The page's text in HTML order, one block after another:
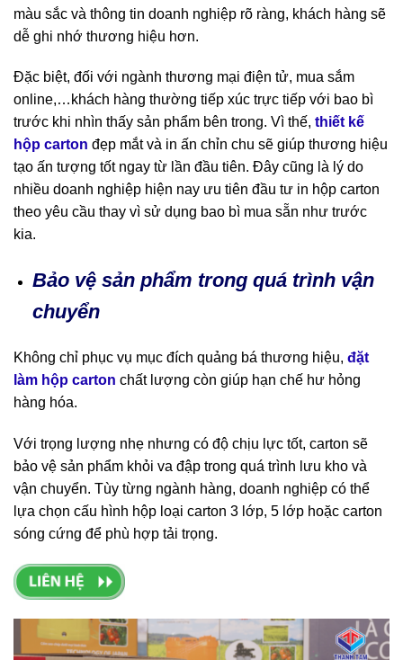
màu sắc và thông tin doanh nghiệp rõ ràng, khách hàng sẽ
dễ ghi nhớ thương hiệu hơn.
Đặc biệt, đối với ngành thương mại điện tử, mua sắm
online,…khách hàng thường tiếp xúc trực tiếp với bao bì
trước khi nhìn thấy sản phẩm bên trong. Vì thế, thiết kế
hộp carton đẹp mắt và in ấn chỉn chu sẽ giúp thương hiệu
tạo ấn tượng tốt ngay từ lần đầu tiên. Đây cũng là lý do
nhiều doanh nghiệp hiện nay ưu tiên đầu tư in hộp carton
theo yêu cầu thay vì sử dụng bao bì mua sẵn như trước
kia.
Bảo vệ sản phẩm trong quá trình vận
chuyển
Không chỉ phục vụ mục đích quảng bá thương hiệu, đặt
làm hộp carton chất lượng còn giúp hạn chế hư hỏng
hàng hóa.
Với trọng lượng nhẹ nhưng có độ chịu lực tốt, carton sẽ
bảo vệ sản phẩm khỏi va đập trong quá trình lưu kho và
vận chuyển. Tùy từng ngành hàng, doanh nghiệp có thể
lựa chọn cấu hình hộp loại carton 3 lớp, 5 lớp hoặc carton
sóng cứng để phù hợp tải trọng.